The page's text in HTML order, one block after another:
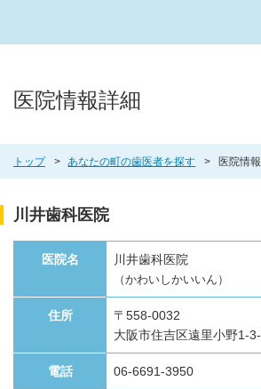
医院情報詳細
トップ あなたの町の歯医者を探す 医院情
川井歯科医院
医院名 川井歯科医院
（かわいしかいいん）
住所
〒558-0032
大阪市住吉区遠里小野1-
電話 06-6691-3950